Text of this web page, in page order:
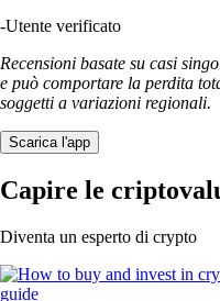
-Utente verificato
Recensioni basate su casi
e può comportare la perdita
soggetti a variazioni regionali.
Scarica l'app
Capire le
Diventa un esperto di crypto